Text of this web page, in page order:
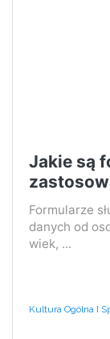
Jakie są
Formularze
danych od
wiek, ...
Kultura Ogólna I